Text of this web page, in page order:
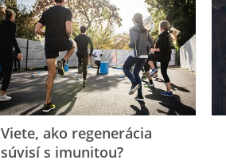
Viete, ako regenerácia
súvisí s imunitou?